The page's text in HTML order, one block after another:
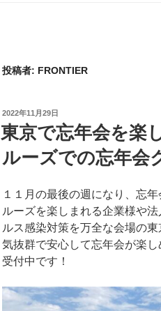
投稿者: FRONTIER
投
稿
日:
2022年11月29日
東京で忘年会を楽
ルーズでの忘年会
１１月の最後の週になり、忘
ルーズを楽しまれる企業様や
ルス感染対策を万全な会場の
気抜群で安心して忘年会が楽
受付中です！